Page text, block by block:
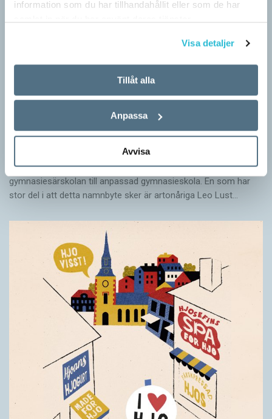
information som du har tillhandahållit eller som de har
Visa detaljer
Tillåt alla
Anpassa
Avvisa
Särskolan byter namn
Grundsärskola byter namn till anpassad grundskola och
gymnasiesärskolan till anpassad gymnasieskola. En som har
stor del i att detta namnbyte sker är artonåriga Leo Lust…